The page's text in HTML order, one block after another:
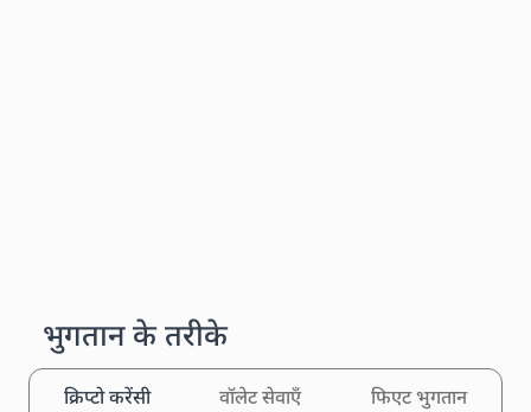
भुगतान के तरीके
क्रिप्टो करेंसी वॉलेट सेवाएँ फिएट भुगतान